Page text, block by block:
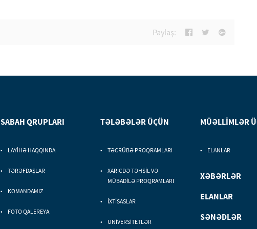
Paylaş:
SABAH QRUPLARI
LAYİHƏ HAQQINDA
TƏRƏFDAŞLAR
KOMANDAMIZ
FOTO QALEREYA
TƏLƏBƏLƏR ÜÇÜN
TƏCRÜBƏ PROQRAMLARI
XARİCDƏ TƏHSİL VƏ
MÜBADİLƏ PROQRAMLARI
İXTİSASLAR
UNİVERSİTETLƏR
MÜƏLLİMLƏR
ELANLAR
XƏBƏRLƏR
ELANLAR
SƏNƏDLƏR